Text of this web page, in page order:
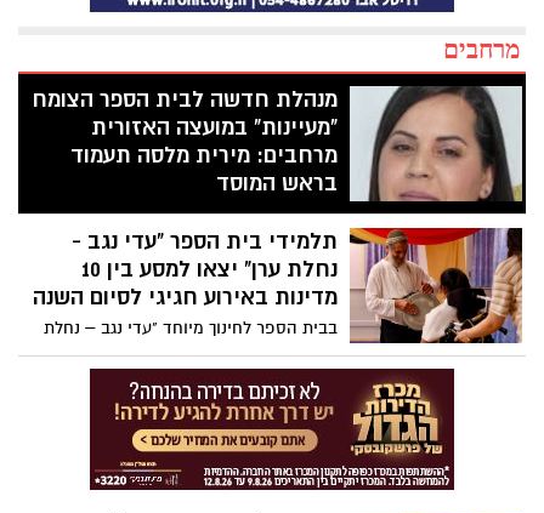
מרחבים
מנהלת חדשה לבית הספר הצומח
"מעיינות" במועצה האזורית
מרחבים: מירית מלסה תעמוד
בראש המוסד
מערכת החינוך במועצה האזורית מרחבים
ממשיכה להתרחב: מירית מלסה מונתה
למנהלת בית הספר הממלכתי־דתי הצומח
"מעיינות", שייפתח את שעריו בשנת הלימודים
תלמידי בית הספר "עדי נגב -
נחלת ערן" יצאו למסע בין 10
מדינות באירוע חגיגי לסיום השנה
בבית הספר לחינוך מיוחד "עדי נגב – נחלת
ערן" התקיימה מסיבת סוף שנה בסימן "ביחד
כל הדרך", שסיכמה שנה של למידה, ועשייה
משותפת. במסגרת האירוע יצאו התלמידים
תחנות המדמות מדינות ברחבי העולם, כאשר
בכל תחנה המתינה להם פעילות ייחודית